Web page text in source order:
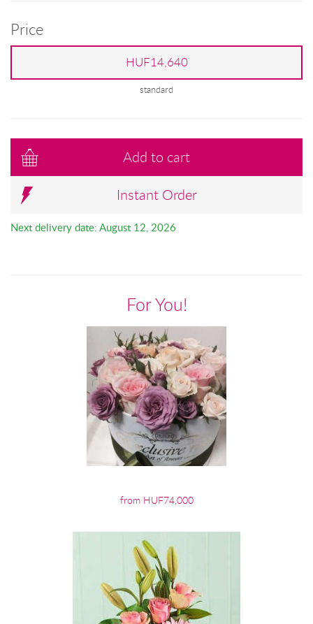
Price
HUF14,640
standard
Add to cart
Instant Order
Next delivery date: August 12, 2026
For You!
from HUF74,000